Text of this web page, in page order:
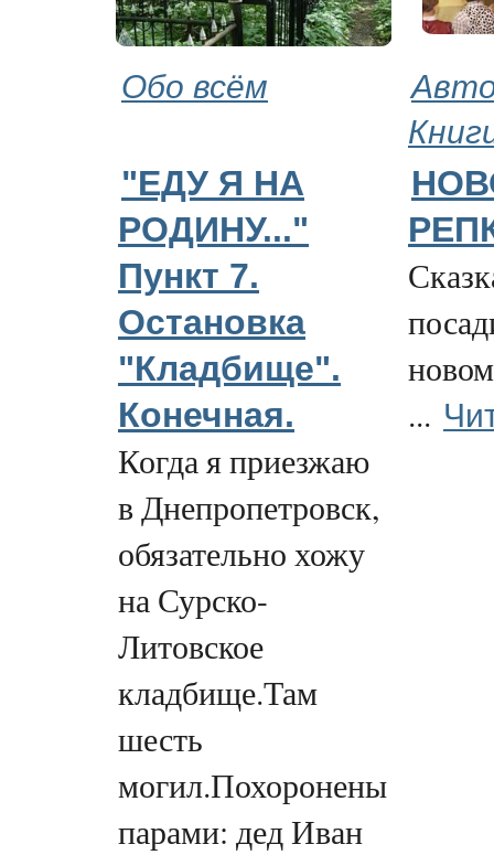
Обо всём
"ЕДУ Я НА
РОДИНУ..."
Пункт 7.
Остановка
"Кладбище".
Конечная.
Когда я приезжаю
в Днепропетровск,
обязательно хожу
на Сурско-
Литовское
кладбище.Там
шесть
могил.Похоронены
парами: дед Иван
...